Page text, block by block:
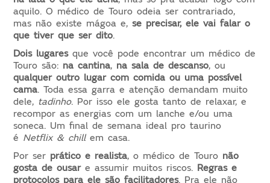
aquilo. O médico de Touro odeia ser contrariado,
mas não existe mágoa e,se precisar, ele vai falar o
que tiver que ser dito.
Dois lugares que você pode encontrar um médico de
Touro são: na cantina, na sala de descanso, ou
qualquer outro lugar com comida ou uma possível
cama.Toda essa garra e atenção demandam muito
dele, tadinho. Por isso ele gosta tanto de relaxar, e
recompor as energias com um lanche e/ou uma
soneca. Um final de semana ideal pro taurino
é Netflix & chillem casa.
Por ser prático e realista,o médico de Touro não
gosta de ousare assumir muitos riscos. Regras e
protocolos para ele são facilitadores. Pra ele não